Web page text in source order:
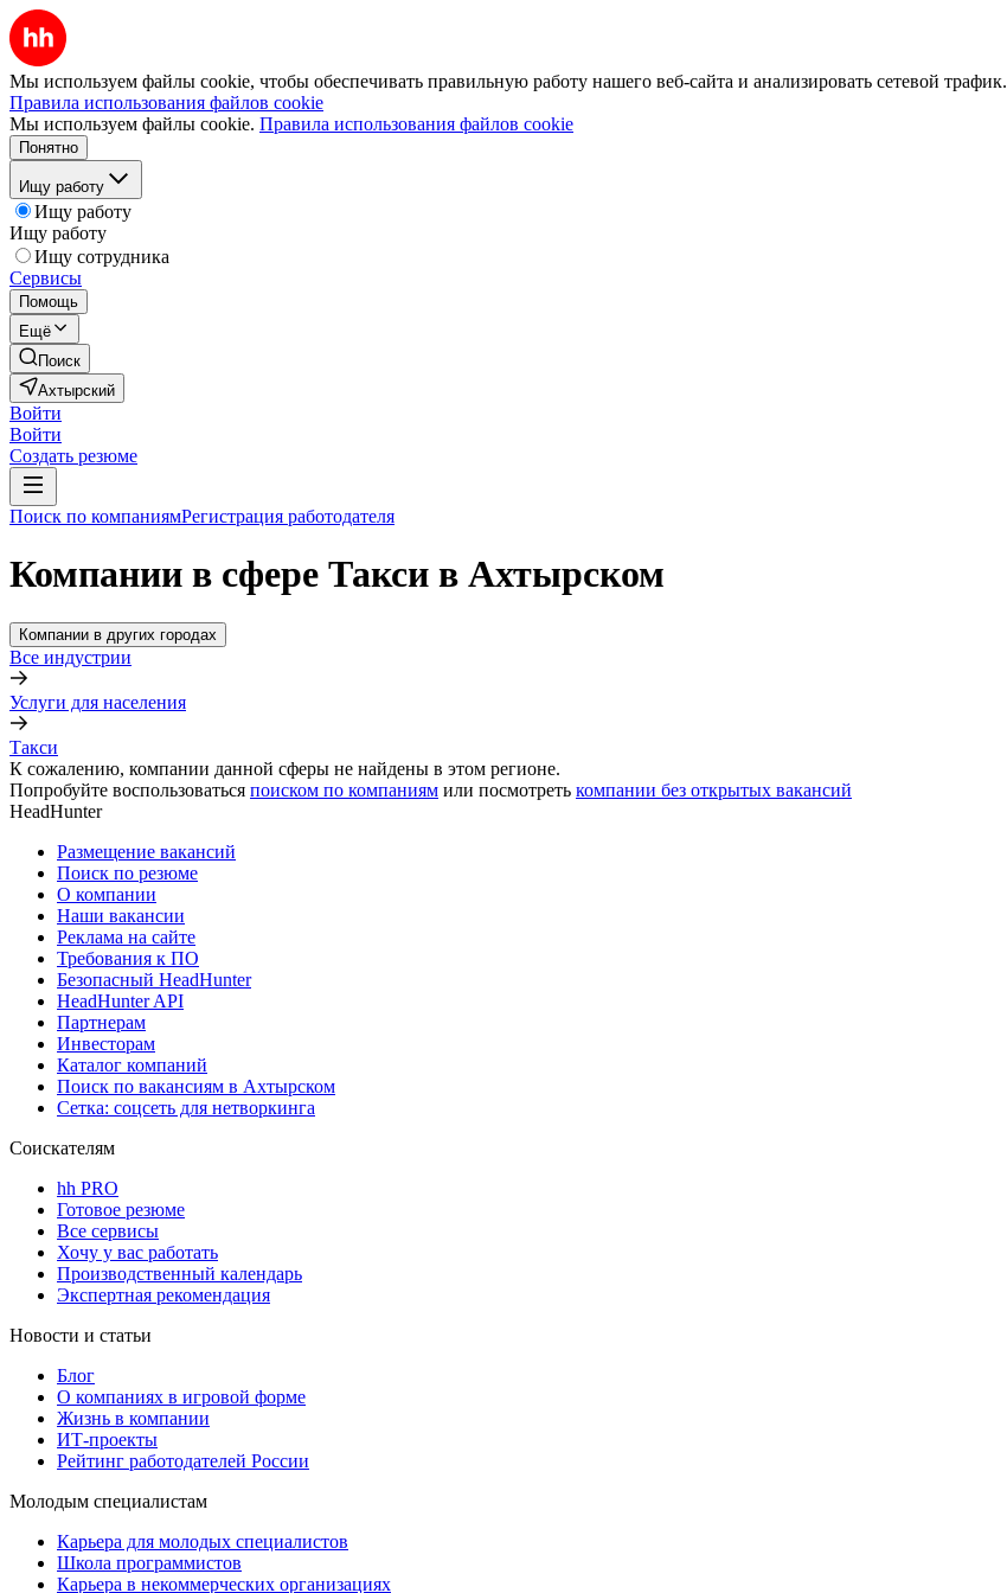
Мы используем файлы cookie, чтобы обеспечивать правильную работу нашего веб-сайта и анализировать сетевой трафик.
Правила использования файлов cookie
Мы используем файлы cookie. Правила использования файлов cookie
Понятно
Ищу работу
Ищу работу
Ищу работу
Ищу сотрудника
Сервисы
Помощь
Ещё
Поиск
Ахтырский
Войти
Войти
Создать резюме
Поиск по компаниямРегистрация работодателя
Компании в сфере Такси в Ахтырском
Компании в других городах
Все индустрии
Услуги для населения
Такси
К сожалению, компании данной сферы не найдены в этом регионе.
Попробуйте воспользоваться поиском по компаниям или посмотреть компании без открытых вакансий
HeadHunter
Размещение вакансий
Поиск по резюме
О компании
Наши вакансии
Реклама на сайте
Требования к ПО
Безопасный HeadHunter
HeadHunter API
Партнерам
Инвесторам
Каталог компаний
Поиск по вакансиям в Ахтырском
Сетка: соцсеть для нетворкинга
Соискателям
hh PRO
Готовое резюме
Все сервисы
Хочу у вас работать
Производственный календарь
Экспертная рекомендация
Новости и статьи
Блог
О компаниях в игровой форме
Жизнь в компании
ИТ-проекты
Рейтинг работодателей России
Молодым специалистам
Карьера для молодых специалистов
Школа программистов
Карьера в некоммерческих организациях